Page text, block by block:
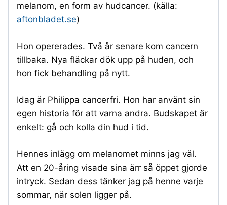
melanom, en form av hudcancer. (källa:
aftonbladet.se)
Hon opererades. Två år senare kom cancern
tillbaka. Nya fläckar dök upp på huden, och
hon fick behandling på nytt.
Idag är Philippa cancerfri. Hon har använt sin
egen historia för att varna andra. Budskapet är
enkelt: gå och kolla din hud i tid.
Hennes inlägg om melanomet minns jag väl.
Att en 20-åring visade sina ärr så öppet gjorde
intryck. Sedan dess tänker jag på henne varje
sommar, när solen ligger på.